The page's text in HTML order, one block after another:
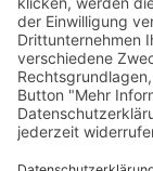
16. Oktober 2015
European Bike